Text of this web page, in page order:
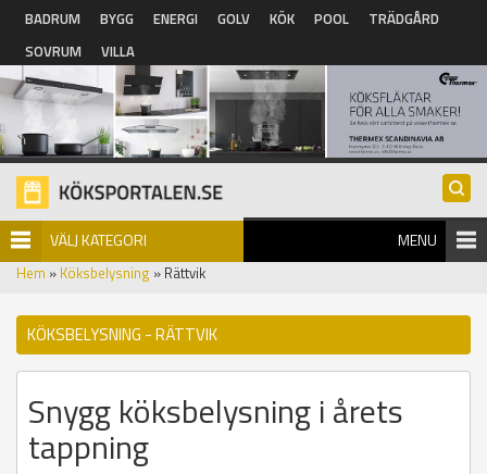
Hoppa till huvudinnehåll
BADRUM BYGG ENERGI GOLV KÖK POOL
TRÄDGÅRD
SOVRUM
VILLA
VÄLJ KATEGORI MENU
Hem » Köksbelysning » Rättvik
KÖKSBELYSNING - RÄTTVIK
Snygg köksbelysning i årets
tappning